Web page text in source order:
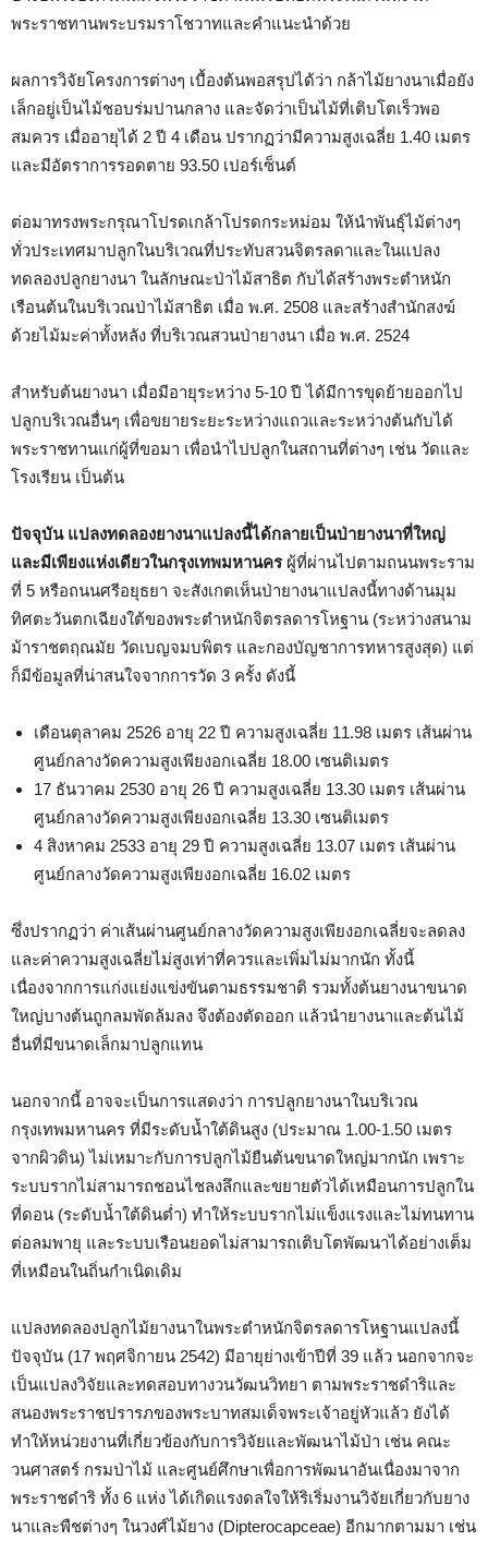
พระราชทานพระบรมราโชวาทและคำแนะนำด้วย
ผลการวิจัยโครงการต่างๆ เบื้องต้นพอสรุปได้ว่า กล้าไม้ยางนาเมื่อยัง
เล็กอยู่เป็นไม้ชอบร่มปานกลาง และจัดว่าเป็นไม้ที่เติบโตเร็วพอ
สมควร เมื่ออายุได้ 2 ปี 4 เดือน ปรากฏว่ามีความสูงเฉลี่ย 1.40 เมตร
และมีอัตราการรอดตาย 93.50 เปอร์เซ็นต์
ต่อมาทรงพระกรุณาโปรดเกล้าโปรดกระหม่อม ให้นำพันธุ์ไม้ต่างๆ
ทั่วประเทศมาปลูกในบริเวณที่ประทับสวนจิตรลดาและในแปลง
ทดลองปลูกยางนา ในลักษณะป่าไม้สาธิต กับได้สร้างพระตำหนัก
เรือนต้นในบริเวณป่าไม้สาธิต เมื่อ พ.ศ. 2508 และสร้างสำนักสงฆ์
ด้วยไม้มะค่าทั้งหลัง ที่บริเวณสวนป่ายางนา เมื่อ พ.ศ. 2524
สำหรับต้นยางนา เมื่อมีอายุระหว่าง 5-10 ปี ได้มีการขุดย้ายออกไป
ปลูกบริเวณอื่นๆ เพื่อขยายระยะระหว่างแถวและระหว่างต้นกับได้
พระราชทานแก่ผู้ที่ขอมา เพื่อนำไปปลูกในสถานที่ต่างๆ เช่น วัดและ
โรงเรียน เป็นต้น
ปัจจุบัน แปลงทดลองยางนาแปลงนี้ได้กลายเป็นป่ายางนาที่ใหญ่
และมีเพียงแห่งเดียวในกรุงเทพมหานครผู้ที่ผ่านไปตามถนนพระราม
ที่ 5 หรือถนนศรีอยุธยา จะสังเกตเห็นป่ายางนาแปลงนี้ทางด้านมุม
ทิศตะวันตกเฉียงใต้ของพระตำหนักจิตรลดารโหฐาน (ระหว่างสนาม
ม้าราชตฤณมัย วัดเบญจมบพิตร และกองบัญชาการทหารสูงสุด) แต่
ก็มีข้อมูลที่น่าสนใจจากการวัด 3 ครั้ง ดังนี้
เดือนตุลาคม 2526 อายุ 22 ปี ความสูงเฉลี่ย 11.98 เมตร เส้นผ่าน
ศูนย์กลางวัดความสูงเพียงอกเฉลี่ย 18.00 เซนติเมตร
17 ธันวาคม 2530 อายุ 26 ปี ความสูงเฉลี่ย 13.30 เมตร เส้นผ่าน
ศูนย์กลางวัดความสูงเพียงอกเฉลี่ย 13.30 เซนติเมตร
4 สิงหาคม 2533 อายุ 29 ปี ความสูงเฉลี่ย 13.07 เมตร เส้นผ่าน
ศูนย์กลางวัดความสูงเพียงอกเฉลี่ย 16.02 เมตร
ซึ่งปรากฏว่า ค่าเส้นผ่านศูนย์กลางวัดความสูงเพียงอกเฉลี่ยจะลดลง
และค่าความสูงเฉลี่ยไม่สูงเท่าที่ควรและเพิ่มไม่มากนัก ทั้งนี้
เนื่องจากการแก่งแย่งแข่งขันตามธรรมชาติ รวมทั้งต้นยางนาขนาด
ใหญ่บางต้นถูกลมพัดล้มลง จึงต้องตัดออก แล้วนำยางนาและต้นไม้
อื่นที่มีขนาดเล็กมาปลูกแทน
นอกจากนี้ อาจจะเป็นการแสดงว่า การปลูกยางนาในบริเวณ
กรุงเทพมหานคร ที่มีระดับน้ำใต้ดินสูง (ประมาณ 1.00-1.50 เมตร
จากผิวดิน) ไม่เหมาะกับการปลูกไม้ยืนต้นขนาดใหญ่มากนัก เพราะ
ระบบรากไม่สามารถชอนไชลงลึกและขยายตัวได้เหมือนการปลูกใน
ที่ดอน (ระดับน้ำใต้ดินต่ำ) ทำให้ระบบรากไม่แข็งแรงและไม่ทนทาน
ต่อลมพายุ และระบบเรือนยอดไม่สามารถเติบโตพัฒนาได้อย่างเต็ม
ที่เหมือนในถิ่นกำเนิดเดิม
แปลงทดลองปลูกไม้ยางนาในพระตำหนักจิตรลดารโหฐานแปลงนี้
ปัจจุบัน (17 พฤศจิกายน 2542) มีอายุย่างเข้าปีที่ 39 แล้ว นอกจากจะ
เป็นแปลงวิจัยและทดสอบทางวนวัฒนวิทยา ตามพระราชดำริและ
สนองพระราชปรารภของพระบาทสมเด็จพระเจ้าอยู่หัวแล้ว ยังได้
ทำให้หน่วยงานที่เกี่ยวข้องกับการวิจัยและพัฒนาไม้ป่า เช่น คณะ
วนศาสตร์ กรมป่าไม้ และศูนย์ศึกษาเพื่อการพัฒนาอันเนื่องมาจาก
พระราชดำริ ทั้ง 6 แห่ง ได้เกิดแรงดลใจให้ริเริ่มงานวิจัยเกี่ยวกับยาง
นาและพืชต่างๆ ในวงศ์ไม้ยาง (Dipterocapceae) อีกมากตามมา เช่น